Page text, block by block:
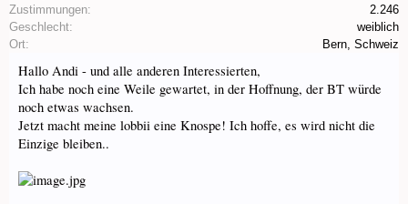
Zustimmungen:
2.246
Geschlecht:
weiblich
Ort:
Bern, Schweiz
Hallo Andi - und alle anderen Interessierten,
Ich habe noch eine Weile gewartet, in der Hoffnung, der BT würde
noch etwas wachsen.
Jetzt macht meine lobbii eine Knospe! Ich hoffe, es wird nicht die
Einzige bleiben..